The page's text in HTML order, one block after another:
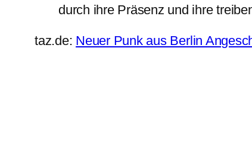
durch ihre Präsenz und ihre
taz.de: Neuer Punk aus Berlin